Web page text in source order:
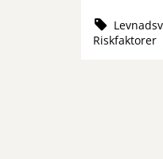
Riskfaktorer